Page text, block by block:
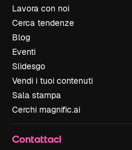
Lavora con noi
Cerca tendenze
Blog
Eventi
Slidesgo
Vendi i tuoi contenuti
Sala stampa
Cerchi magnific.ai
Contattaci